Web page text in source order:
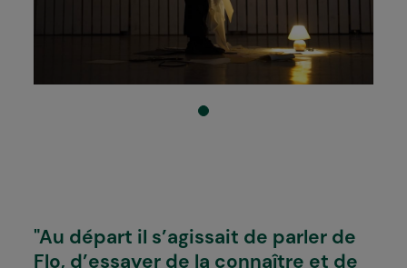
"Au départ il s’agissait de parler de
Flo, d’essayer de la connaître et de